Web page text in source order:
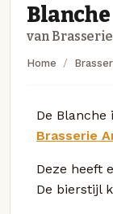
Blanche
van
Home
De
Brasserie
Deze heeft
De bierstijl